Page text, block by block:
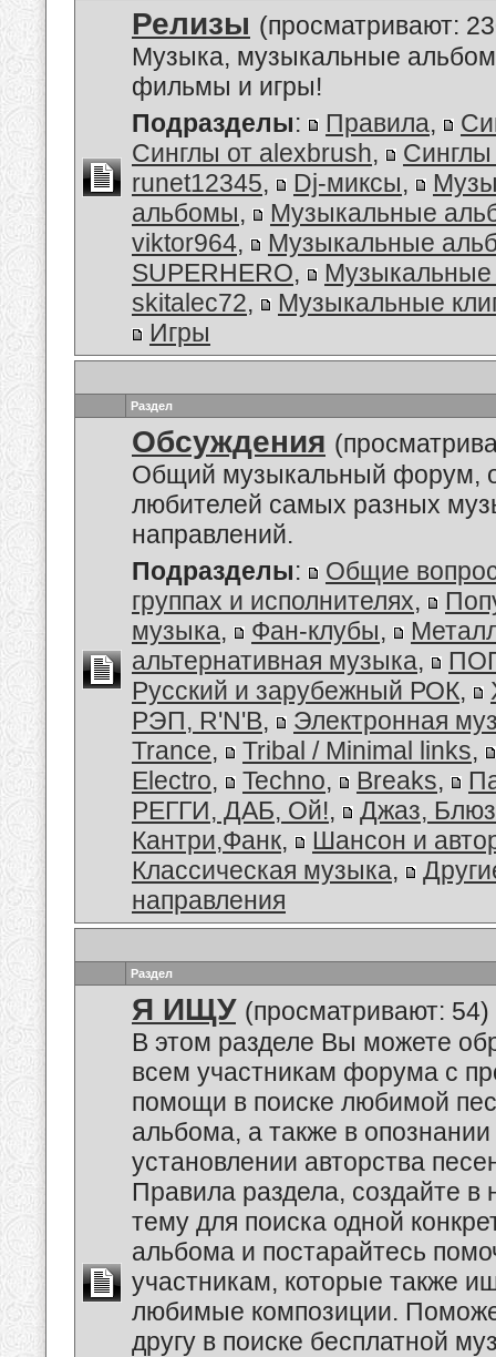
Релизы (просматривают:
Музыка, музыкальные
фильмы и игры!
Подразделы: Правила,
Синглы от alexbrush,
Синглы
runet12345, Dj-миксы,
альбомы,
Музыкальные
viktor964,
Музыкальные
SUPERHERO,
skitalec72,
Музыкальные
Игры
Раздел
Обсуждения
Общий музыкальный форум,
любителей самых разных
направлений.
Подразделы:
Общие
группах и исполнителях,
музыка, Фан-клубы,
альтернативная музыка,
Русский и зарубежный РОК,
РЭП, R'N'B,
Электронная
Trance, Tribal / Minimal links,
Electro, Techno, Breaks,
РЕГГИ, ДАБ, Ой!,
Джаз,
Кантри,Фанк,
Шансон и
Классическая музыка,
направления
Раздел
Я ИЩУ (просматривают: 54)
В этом разделе Вы можете
всем участникам форума с
помощи в поиске любимой
альбома, а также в опознании
установлении авторства
Правила раздела, создайте в
тему для поиска одной
альбома и постарайтесь
участникам, которые также
любимые композиции.
другу в поиске бесплатной